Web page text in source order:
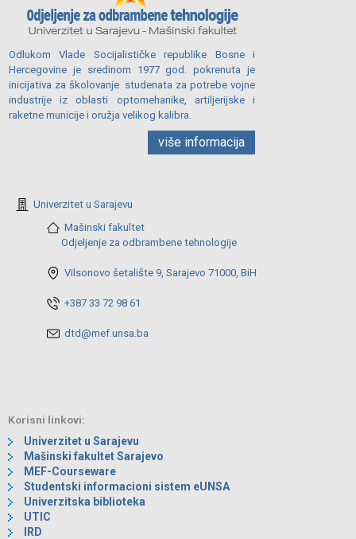
Odlukom Vlade Socijalističke republike Bosne i
Hercegovine je sredinom 1977 god. pokrenuta je
inicijativa za školovanje studenata za potrebe vojne
industrije iz oblasti optomehanike, artiljerijske i
raketne municije i oružja velikog kalibra.
više informacija
Univerzitet u Sarajevu
Mašinski fakultet
Odjeljenje za odbrambene tehnologije
Vilsonovo šetalište 9, Sarajevo 71000, BiH
+387 33 72 98 61
dtd@mef.unsa.ba
Korisni linkovi:
Univerzitet u Sarajevu
Mašinski fakultet Sarajevo
MEF-Courseware
Studentski informacioni sistem eUNSA
Univerzitska biblioteka
UTIC
IRD